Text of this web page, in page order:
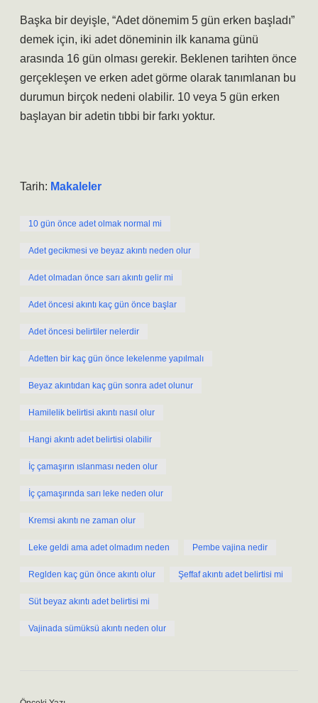
Başka bir deyişle, “Adet dönemim 5 gün erken başladı”
demek için, iki adet döneminin ilk kanama günü
arasında 16 gün olması gerekir. Beklenen tarihten önce
gerçekleşen ve erken adet görme olarak tanımlanan bu
durumun birçok nedeni olabilir. 10 veya 5 gün erken
başlayan bir adetin tıbbi bir farkı yoktur.
Tarih: Makaleler
10 gün önce adet olmak normal mi
Adet gecikmesi ve beyaz akıntı neden olur
Adet olmadan önce sarı akıntı gelir mi
Adet öncesi akıntı kaç gün önce başlar
Adet öncesi belirtiler nelerdir
Adetten bir kaç gün önce lekelenme yapılmalı
Beyaz akıntıdan kaç gün sonra adet olunur
Hamilelik belirtisi akıntı nasıl olur
Hangi akıntı adet belirtisi olabilir
İç çamaşırın ıslanması neden olur
İç çamaşırında sarı leke neden olur
Kremsi akıntı ne zaman olur
Leke geldi ama adet olmadım neden Pembe vajina nedir
Reglden kaç gün önce akıntı olur Şeffaf akıntı adet belirtisi mi
Süt beyaz akıntı adet belirtisi mi
Vajinada sümüksü akıntı neden olur